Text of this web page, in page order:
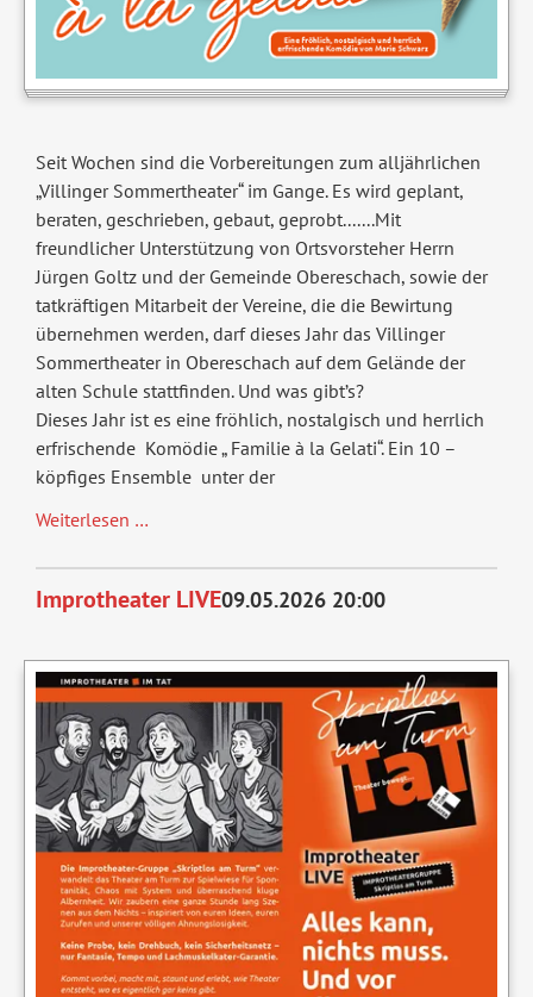
Seit Wochen sind die Vorbereitungen zum alljährlichen
„Villinger Sommertheater“ im Gange. Es wird geplant,
beraten, geschrieben, gebaut, geprobt.......Mit
freundlicher Unterstützung von Ortsvorsteher Herrn
Jürgen Goltz und der Gemeinde Obereschach, sowie der
tatkräftigen Mitarbeit der Vereine, die die Bewirtung
übernehmen werden, darf dieses Jahr das Villinger
Sommertheater in Obereschach auf dem Gelände der
alten Schule stattfinden. Und was gibt’s?
Dieses Jahr ist es eine fröhlich, nostalgisch und herrlich
erfrischende Komödie „ Familie à la Gelati“. Ein 10 –
köpfiges Ensemble unter der
Weiterlesen …
"Familie
à
gelati"
Improtheater LIVE09.05.2026 20:00